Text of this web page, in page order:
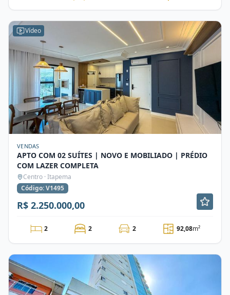
Vídeo
VENDAS
APTO COM 02 SUÍTES | NOVO E MOBILIADO | PRÉDIO
COM LAZER COMPLETA
Centro · Itapema
Código: V1495
R$ 2.250.000,00
2 2 2 92,08m²